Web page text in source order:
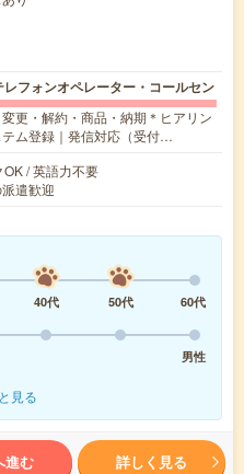
フォンオペレーター・コールセン
更・解約・商品・納期＊ヒアリン
ム登録｜発信対応（受付…
/ 英語力不要
遣歓迎
40代 50代
60代
男性
見る
進む 詳しく見る